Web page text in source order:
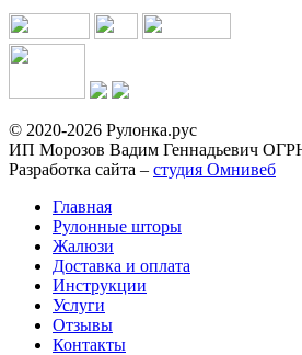
© 2020-2026 Рулонка.рус
ИП Морозов Вадим Геннадьевич
Разработка сайта – студия Омнивеб
Главная
Рулонные шторы
Жалюзи
Доставка и оплата
Инструкции
Услуги
Отзывы
Контакты